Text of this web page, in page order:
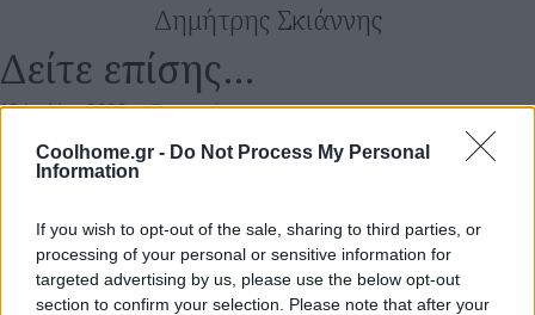
Coolhome.gr - Do Not Process My Personal
Information
If you wish to opt-out of the sale, sharing to third parties, or
processing of your personal or sensitive information for
targeted advertising by us, please use the below opt-out
section to confirm your selection. Please note that after your
Δημήτρης Σκιάννης
Δείτε επίσης…
13 Ιουλίου 0202 · Συσκευές
O νέος προσωπικός χώρος εργασίας
FOLLOW